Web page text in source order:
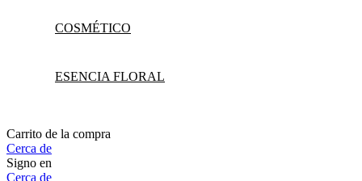
COSMÉTICO
ESENCIA FLORAL
Carrito de la compra
Cerca de
Signo en
Cerca de